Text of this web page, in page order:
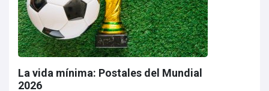
La vida mínima: Postales del Mundial
2026